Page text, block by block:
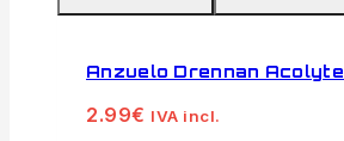
Anzuelo Drennan Acolyte
2.99€ IVA incl.